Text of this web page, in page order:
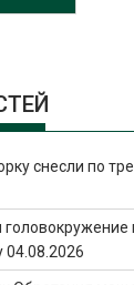
снесли по
04.08.2026